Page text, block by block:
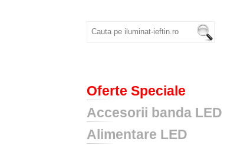
Oferte Speciale
Accesorii banda LED
Alimentare LED